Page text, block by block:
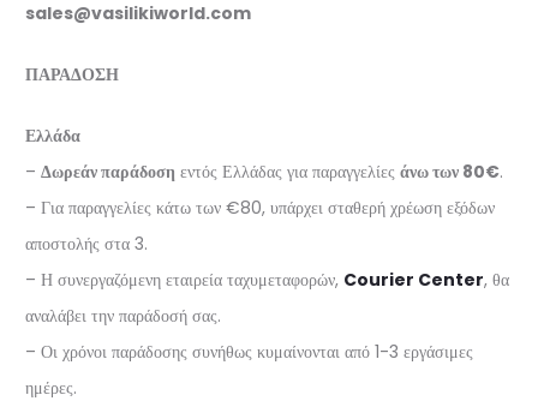
sales@vasilikiworld.com
ΠΑΡΑΔΟΣΗ
Ελλάδα
– Δωρεάν παράδοση εντός Ελλάδας για παραγγελίες άνω των 80€.
– Για παραγγελίες κάτω των €80, υπάρχει σταθερή χρέωση εξόδων
αποστολής στα 3.
– Η συνεργαζόμενη εταιρεία ταχυμεταφορών, Courier Center, θα
αναλάβει την παράδοσή σας.
– Οι χρόνοι παράδοσης συνήθως κυμαίνονται από 1-3 εργάσιμες
ημέρες.